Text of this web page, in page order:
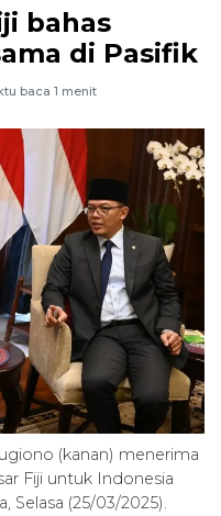
bahas
di Pasifik
baca 1 menit
(kanan) menerima
Fiji untuk Indonesia
Selasa (25/03/2025).